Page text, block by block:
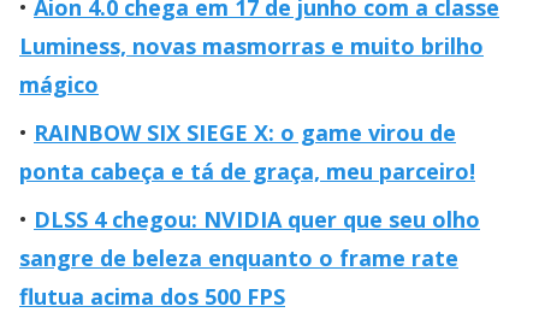
Aion 4.0 chega em 17 de junho com a classe
Luminess, novas masmorras e muito brilho
mágico
RAINBOW SIX SIEGE X: o game virou de
ponta cabeça e tá de graça, meu parceiro!
DLSS 4 chegou: NVIDIA quer que seu olho
sangre de beleza enquanto o frame rate
flutua acima dos 500 FPS